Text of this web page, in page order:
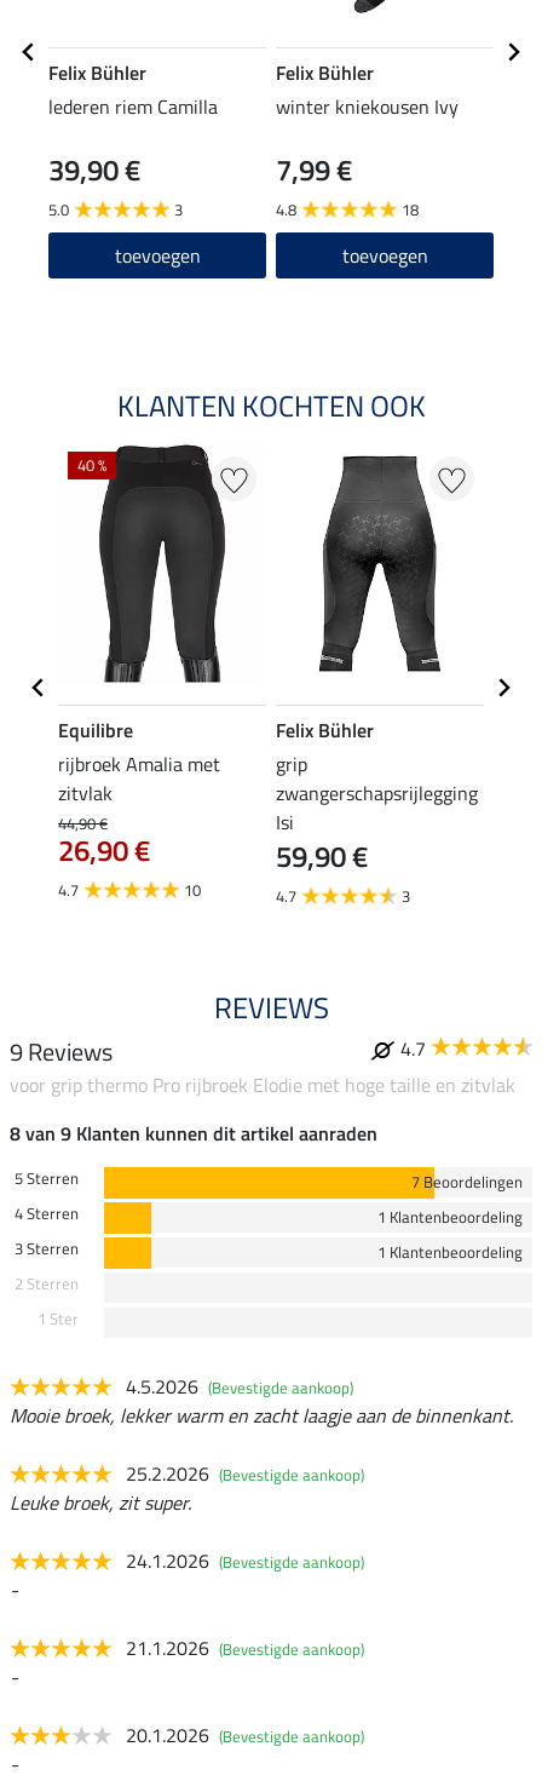
Felix Bühler
lederen riem Camilla
39,90 €
5.0 3
toevoegen
Felix Bühler
winter kniekousen Ivy
7,99 €
4.8 18
toevoegen
KLANTEN KOCHTEN OOK
40 %
Equilibre
rijbroek Amalia met
zitvlak
44,90 €
26,90 €
4.7 10
Felix Bühler
grip
zwangerschapsrijlegging
Isi
59,90 €
4.7 3
REVIEWS
9 Reviews
4.7
voor grip thermo Pro rijbroek Elodie met hoge taille en zitvlak
8 van 9 Klanten kunnen dit artikel aanraden
5 Sterren
7 Beoordelingen
4 Sterren
1 Klantenbeoordeling
3 Sterren
1 Klantenbeoordeling
2 Sterren
1 Ster
4.5.2026 (Bevestigde aankoop)
Mooie broek, lekker warm en zacht laagje aan de binnenkant.
25.2.2026 (Bevestigde aankoop)
Leuke broek, zit super.
24.1.2026 (Bevestigde aankoop)
-
21.1.2026 (Bevestigde aankoop)
-
20.1.2026 (Bevestigde aankoop)
-